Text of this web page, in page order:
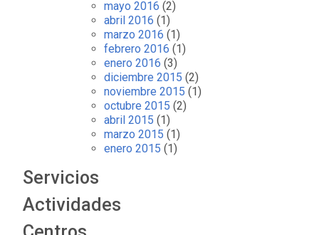
mayo 2016 (2)
abril 2016 (1)
marzo 2016 (1)
febrero 2016 (1)
enero 2016 (3)
diciembre 2015 (2)
noviembre 2015 (1)
octubre 2015 (2)
abril 2015 (1)
marzo 2015 (1)
enero 2015 (1)
Servicios
Actividades